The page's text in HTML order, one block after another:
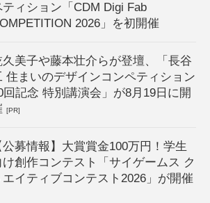
ティション「CDM Digi Fab
2026」を初開催
久美子や藤本壮介らが登壇、「長谷
住まいのデザインコンペティション
回記念 特別講演会」が8月19日に開
[PR]
公募情報】大賞賞金100万円！学生
け創作コンテスト「サイゲームス ク
エイティブコンテスト2026」が開催